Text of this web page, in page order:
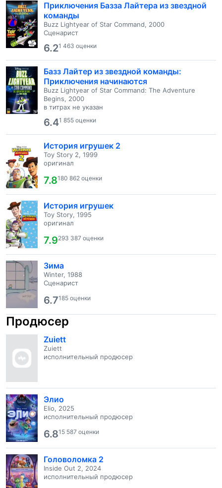
Приключения Базза Лайтера из звездной
команды
Buzz Lightyear of Star Command, 2000
Сценарист
6.21 463 оценки
Базз Лайтер из звездной команды:
Приключения начинаются
Buzz Lightyear of Star Command: The Adventure
Begins, 2000
в титрах не указан
6.41 855 оценки
История игрушек 2
Toy Story 2, 1999
оригинал
7.8180 862 оценки
История игрушек
Toy Story, 1995
оригинал
7.9293 387 оценки
Зима
Winter, 1988
Сценарист
6.7185 оценки
Продюсер
Zuiett
Zuiett
исполнительный продюсер
Элио
Elio, 2025
исполнительный продюсер
6.815 587 оценки
Головоломка 2
Inside Out 2, 2024
исполнительный продюсер